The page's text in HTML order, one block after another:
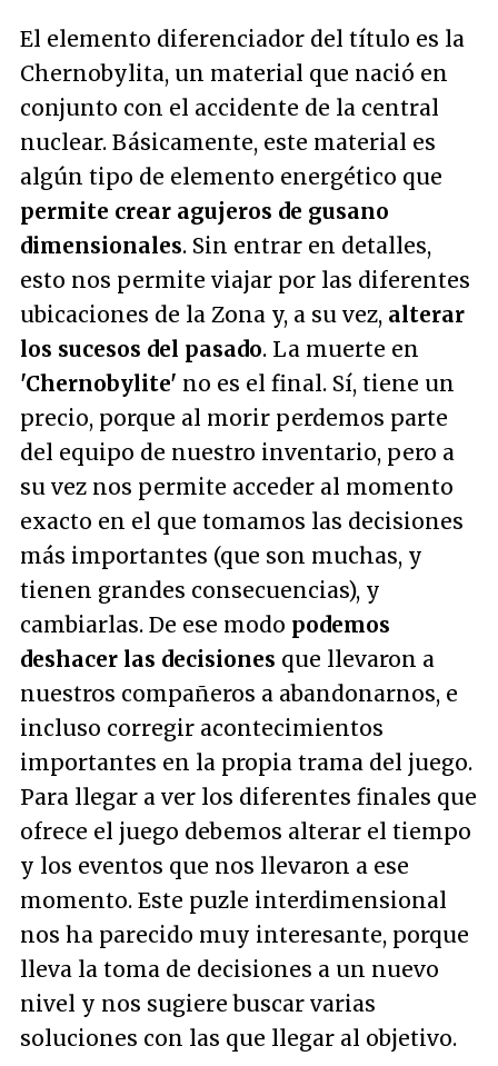
El elemento diferenciador del título es la
Chernobylita, un material que nació en
conjunto con el accidente de la central
nuclear. Básicamente, este material es
algún tipo de elemento energético que
permite crear agujeros de gusano
dimensionales. Sin entrar en detalles,
esto nos permite viajar por las diferentes
ubicaciones de la Zona y, a su vez, alterar
los sucesos del pasado. La muerte en
'Chernobylite' no es el final. Sí, tiene un
precio, porque al morir perdemos parte
del equipo de nuestro inventario, pero a
su vez nos permite acceder al momento
exacto en el que tomamos las decisiones
más importantes (que son muchas, y
tienen grandes consecuencias), y
cambiarlas. De ese modo podemos
deshacer las decisiones que llevaron a
nuestros compañeros a abandonarnos, e
incluso corregir acontecimientos
importantes en la propia trama del juego.
Para llegar a ver los diferentes finales que
ofrece el juego debemos alterar el tiempo
y los eventos que nos llevaron a ese
momento. Este puzle interdimensional
nos ha parecido muy interesante, porque
lleva la toma de decisiones a un nuevo
nivel y nos sugiere buscar varias
soluciones con las que llegar al objetivo.